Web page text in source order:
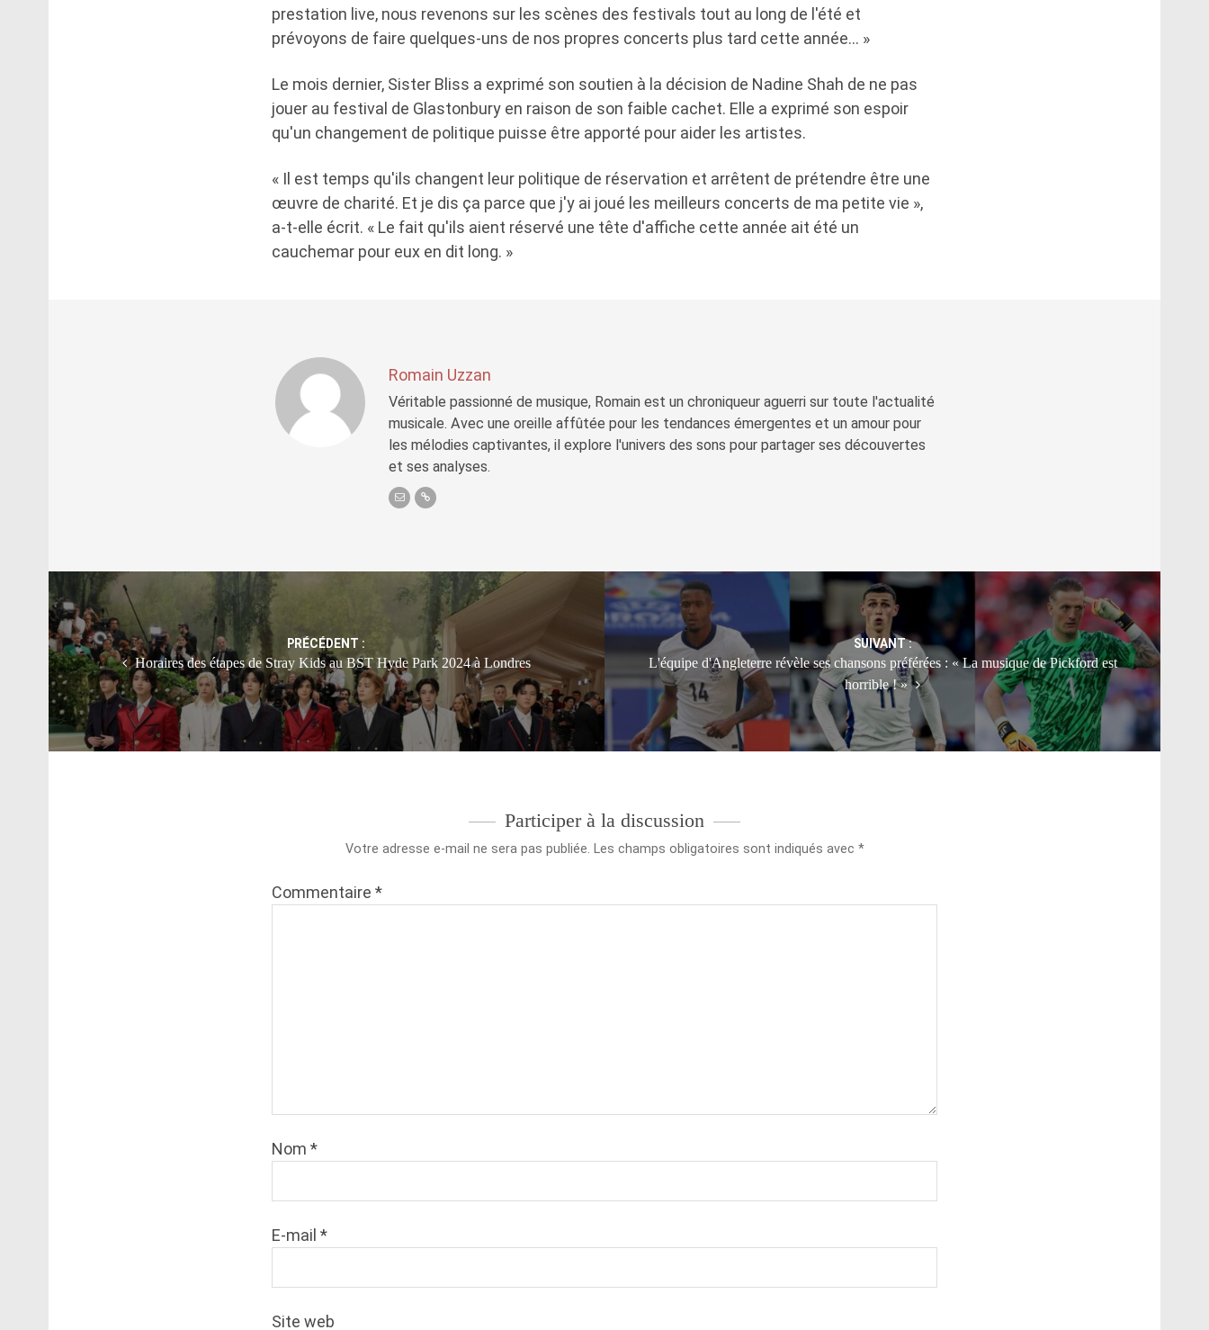
prestation live, nous revenons sur les scènes des festivals tout au long de l'été et
prévoyons de faire quelques-uns de nos propres concerts plus tard cette année… »
Le mois dernier, Sister Bliss a exprimé son soutien à la décision de Nadine Shah de ne pas
jouer au festival de Glastonbury en raison de son faible cachet. Elle a exprimé son espoir
qu'un changement de politique puisse être apporté pour aider les artistes.
« Il est temps qu'ils changent leur politique de réservation et arrêtent de prétendre être une
œuvre de charité. Et je dis ça parce que j'y ai joué les meilleurs concerts de ma petite vie »,
a-t-elle écrit. « Le fait qu'ils aient réservé une tête d'affiche cette année ait été un
cauchemar pour eux en dit long. »
Romain Uzzan
Véritable passionné de musique, Romain est un chroniqueur aguerri sur toute l'actualité
musicale. Avec une oreille affûtée pour les tendances émergentes et un amour pour
les mélodies captivantes, il explore l'univers des sons pour partager ses découvertes
et ses analyses.
Post
navigation
PRÉCÉDENT :
Horaires des étapes de Stray Kids au BST Hyde Park 2024 à Londres
SUIVANT :
L'équipe d'Angleterre révèle ses chansons préférées : « La musique de Pickford est
horrible ! »
Participer à la discussion
Votre adresse e-mail ne sera pas publiée. Les champs obligatoires sont indiqués avec *
Commentaire *
Nom *
E-mail *
Site web